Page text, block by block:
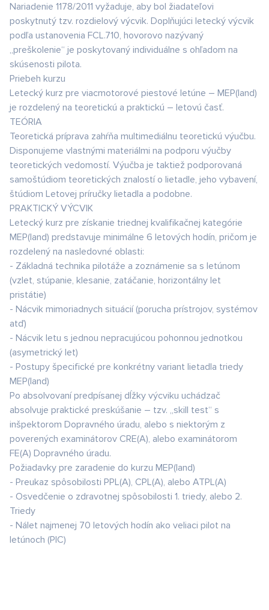
Nariadenie 1178/2011 vyžaduje, aby bol žiadateľovi
poskytnutý tzv. rozdielový výcvik. Doplňujúci letecký výcvik
podľa ustanovenia FCL.710, hovorovo nazývaný
„preškolenie“ je poskytovaný individuálne s ohľadom na
skúsenosti pilota.
Priebeh kurzu
Letecký kurz pre viacmotorové piestové letúne – MEP(land)
je rozdelený na teoretickú a praktickú – letovú časť.
TEÓRIA
Teoretická príprava zahŕňa multimediálnu teoretickú výučbu.
Disponujeme vlastnými materiálmi na podporu výučby
teoretických vedomostí. Výučba je taktiež podporovaná
samoštúdiom teoretických znalostí o lietadle, jeho vybavení,
štúdiom Letovej príručky lietadla a podobne.
PRAKTICKÝ VÝCVIK
Letecký kurz pre získanie triednej kvalifikačnej kategórie
MEP(land) predstavuje minimálne 6 letových hodín, pričom je
rozdelený na nasledovné oblasti:
- Základná technika pilotáže a zoznámenie sa s letúnom
(vzlet, stúpanie, klesanie, zatáčanie, horizontálny let
pristátie)
- Nácvik mimoriadnych situácií (porucha prístrojov, systémov
atď)
- Nácvik letu s jednou nepracujúcou pohonnou jednotkou
(asymetrický let)
- Postupy špecifické pre konkrétny variant lietadla triedy
MEP(land)
Po absolvovaní predpísanej dĺžky výcviku uchádzač
absolvuje praktické preskúšanie – tzv. „skill test“ s
inšpektorom Dopravného úradu, alebo s niektorým z
poverených examinátorov CRE(A), alebo examinátorom
FE(A) Dopravného úradu.
Požiadavky pre zaradenie do kurzu MEP(land)
- Preukaz spôsobilosti PPL(A), CPL(A), alebo ATPL(A)
- Osvedčenie o zdravotnej spôsobilosti 1. triedy, alebo 2.
Triedy
- Nálet najmenej 70 letových hodín ako veliaci pilot na
letúnoch (PIC)